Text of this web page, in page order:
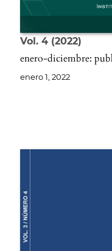
Vol. 4 2022
enero-diciembre:
enero 1, 2022